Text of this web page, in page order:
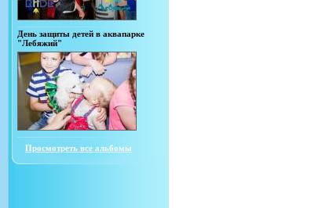
День защиты детей в аквапарке
"Лебяжий"
Просмотреть все альбомы